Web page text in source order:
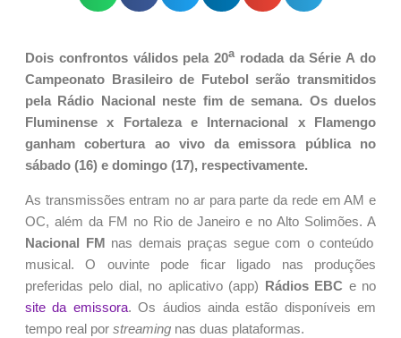
Dois confrontos válidos pela 20arodada da Série A do
Campeonato Brasileiro de Futebol serão transmitidos
pela Rádio Nacional neste fim de semana. Os duelos
Fluminense x Fortaleza e Internacional x Flamengo
ganham cobertura ao vivo da emissora pública no
sábado (16) e domingo (17), respectivamente.
As transmissões entram no ar para parte da rede em AM e
OC, além da FM no Rio de Janeiro e no Alto Solimões. A
Nacional FM nas demais praças segue com o conteúdo
musical. O ouvinte pode ficar ligado nas produções
preferidas pelo dial, no aplicativo (app) Rádios EBC e no
site da emissora. Os áudios ainda estão disponíveis em
tempo real por streaming nas duas plataformas.